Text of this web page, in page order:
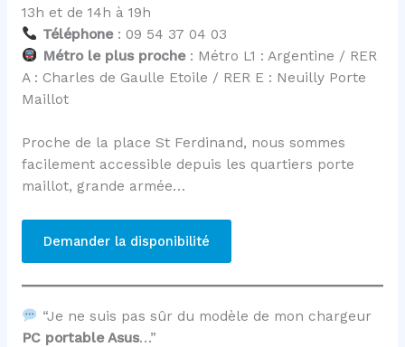
13h et de 14h à 19h
Téléphone: 09 54 37 04 03
Métro le plus proche: Métro L1 : Argentine / RER
A : Charles de Gaulle Etoile / RER E : Neuilly Porte
Maillot
Proche de la place St Ferdinand, nous sommes
facilement accessible depuis les quartiers porte
maillot, grande armée…
Demander la disponibilité
“Je ne suis pas sûr du modèle de mon chargeur
PC portable Asus…”